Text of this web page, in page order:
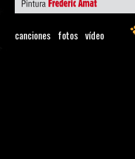
canciones fotos vídeo